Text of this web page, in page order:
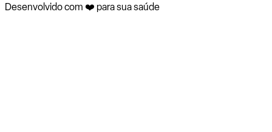
Desenvolvido com ❤️ para sua saúde